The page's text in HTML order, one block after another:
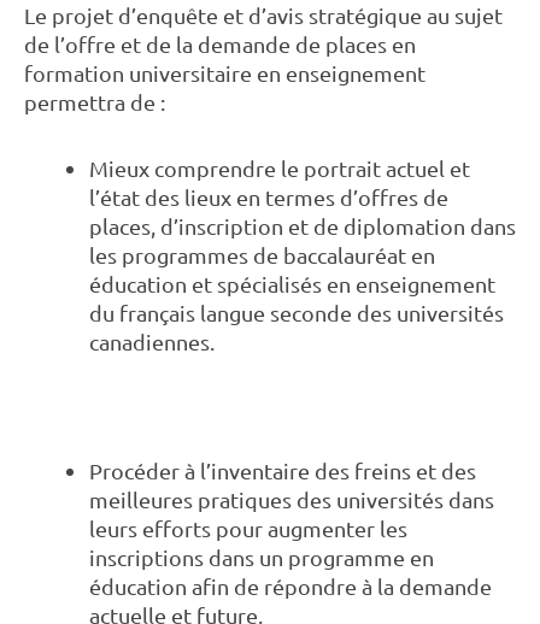
Le projet d’enquête et d’avis stratégique au sujet
de l’offre et de la demande de places en
formation universitaire en enseignement
permettra de :
Mieux comprendre le portrait actuel et
l’état des lieux en termes d’offres de
places, d’inscription et de diplomation dans
les programmes de baccalauréat en
éducation et spécialisés en enseignement
du français langue seconde des universités
canadiennes.
Procéder à l’inventaire des freins et des
meilleures pratiques des universités dans
leurs efforts pour augmenter les
inscriptions dans un programme en
éducation afin de répondre à la demande
actuelle et future.